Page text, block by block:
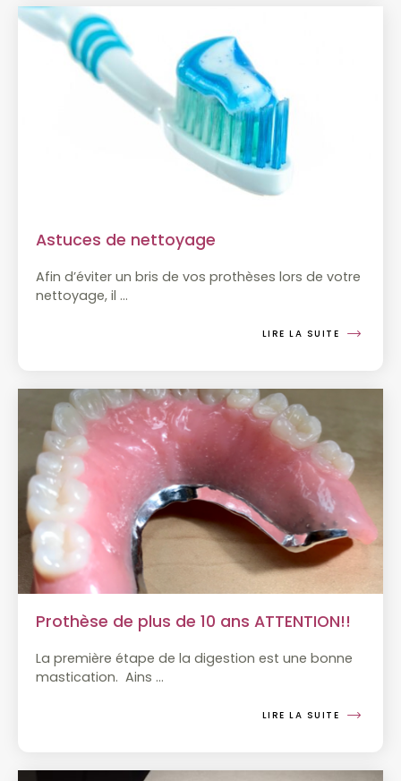
Astuces de nettoyage
Afin d’éviter un bris de vos prothèses lors de votre
nettoyage, il …
LIRE LA SUITE
Prothèse de plus de 10 ans ATTENTION!!
La première étape de la digestion est une bonne
mastication. Ains …
LIRE LA SUITE